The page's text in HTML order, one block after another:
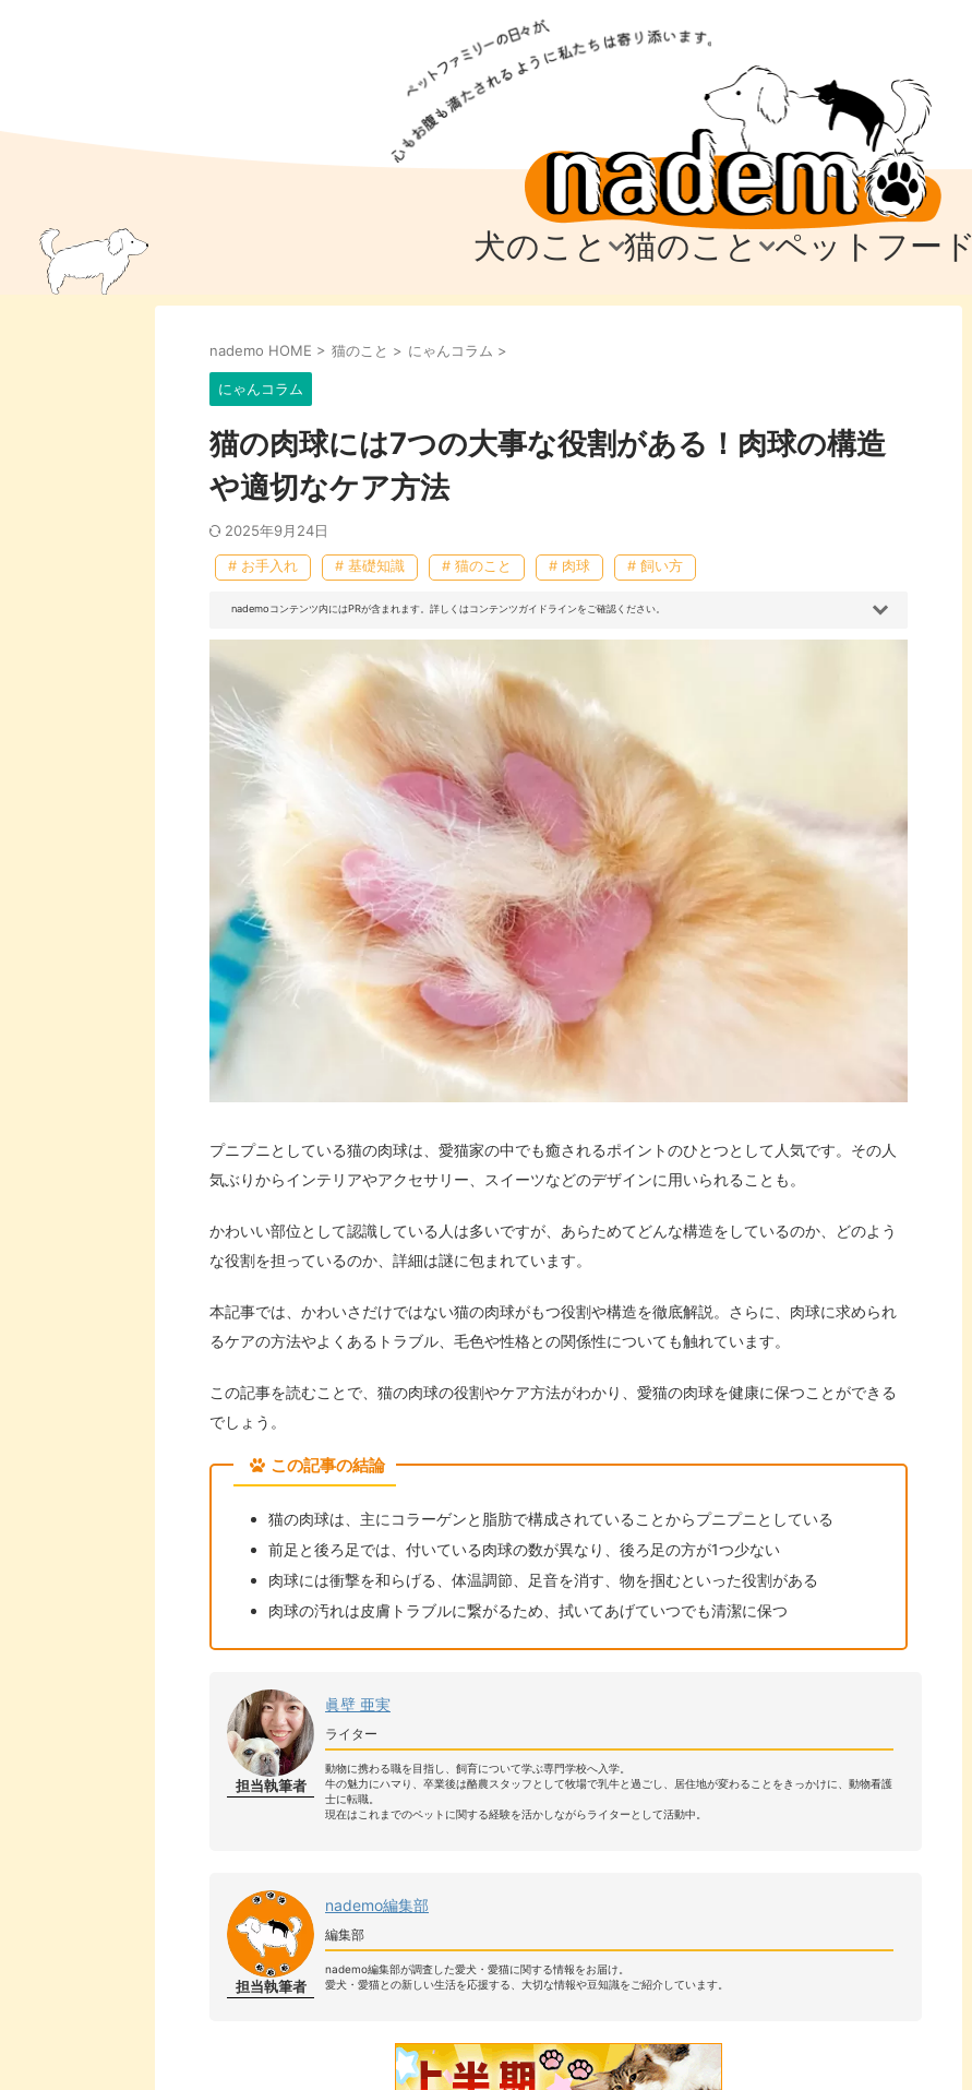
犬のこと
犬のこと
犬のしつけ
犬のアイテム
猫のこと
猫のこと
猫のしつけ
猫のアイテム
ペットフード
ペットフード
nademo HOME > 猫のこと > にゃんコラム >
にゃんコラム
猫の肉球には7つの大事な役割がある！肉球の構造
や適切なケア方法
2025年9月24日
# お手入れ # 基礎知識 # 猫のこと # 肉球 # 飼い方
nademoコンテンツ内にはPRが含まれます。詳しくはコンテンツガイドラインをご確認ください。
プニプニとしている猫の肉球は、愛猫家の中でも癒されるポイントのひとつとして人気です。その人
気ぶりからインテリアやアクセサリー、スイーツなどのデザインに用いられることも。
かわいい部位として認識している人は多いですが、あらためてどんな構造をしているのか、どのよう
な役割を担っているのか、詳細は謎に包まれています。
本記事では、かわいさだけではない猫の肉球がもつ役割や構造を徹底解説。さらに、肉球に求められ
るケアの方法やよくあるトラブル、毛色や性格との関係性についても触れています。
この記事を読むことで、猫の肉球の役割やケア方法がわかり、愛猫の肉球を健康に保つことができる
でしょう。
この記事の結論
猫の肉球は、主にコラーゲンと脂肪で構成されていることからプニプニとしている
前足と後ろ足では、付いている肉球の数が異なり、後ろ足の方が1つ少ない
肉球には衝撃を和らげる、体温調節、足音を消す、物を掴むといった役割がある
肉球の汚れは皮膚トラブルに繋がるため、拭いてあげていつでも清潔に保つ
担当執筆者
眞壁 亜実
ライター
動物に携わる職を目指し、飼育について学ぶ専門学校へ入学。
牛の魅力にハマり、卒業後は酪農スタッフとして牧場で乳牛と過ごし、居住地が変わることをきっかけに、動物看護
士に転職。
現在はこれまでのペットに関する経験を活かしながらライターとして活動中。
担当執筆者
nademo編集部
編集部
nademo編集部が調査した愛犬・愛猫に関する情報をお届け。
愛犬・愛猫との新しい生活を応援する、大切な情報や豆知識をご紹介しています。